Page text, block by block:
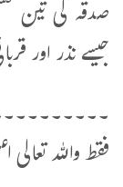
جیسے نذر اور قربانی وغیرہ۔3۔
فقط واللہ تعالی